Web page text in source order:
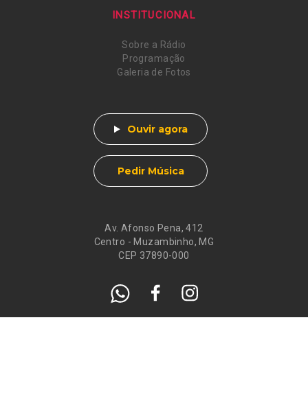
Av. Afonso Pena, 412
Centro - Muzambinho, MG
CEP 37890-000
INSTITUCIONAL
Sobre a Rádio
Programação
Galeria de Fotos
Ouvir agora
Pedir Música